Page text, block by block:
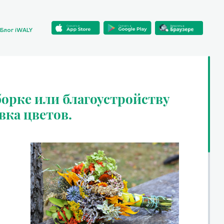
Блог iWALY
или благоустройству
цветов.